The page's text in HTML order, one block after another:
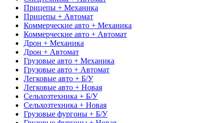
Прицепы + Механика
Прицепы + Автомат
Коммерческие авто + Механика
Коммерческие авто + Автомат
Дрон + Механика
Дрон + Автомат
Грузовые авто + Механика
Грузовые авто + Автомат
Легковые авто + Б/У
Легковые авто + Новая
Сельхозтехника + Б/У
Сельхозтехника + Новая
Грузовые фургоны + Б/У